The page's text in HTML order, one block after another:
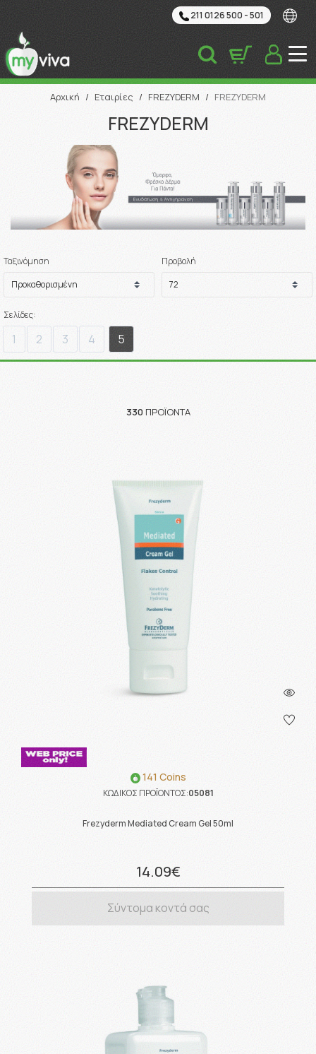
211 0126 500 - 501
Αναζήτηση
Αρχική / Εταιρίες / FREZYDERM / FREZYDERM
FREZYDERM
Ταξινόμηση Προβολή
Σελίδες:
1 2 3 4 5
330ΠΡΟΪΌΝΤΑ
141 Coins
ΚΩΔΙΚΟΣ ΠΡΟΪΟΝΤΟΣ:05081
Frezyderm Mediated Cream Gel 50ml
14.09€
Σύντομα κοντά σας